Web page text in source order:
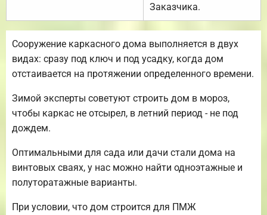
Заказчика.
Сооружение каркасного дома выполняется в двух
видах: сразу под ключ и под усадку, когда дом
отстаивается на протяжении определенного времени.
Зимой эксперты советуют строить дом в мороз,
чтобы каркас не отсырел, в летний период - не под
дождем.
Оптимальными для сада или дачи стали дома на
винтовых сваях, у нас можно найти одноэтажные и
полуторатажные варианты.
При условии, что дом строится для ПМЖ